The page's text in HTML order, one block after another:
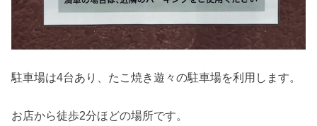
駐車場は4台あり、たこ焼き遊々の駐車場を利用します。
お店から徒歩2分ほどの場所です。